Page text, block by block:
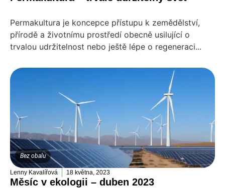
Permakultura je koncepce přístupu k zemědělství,
přírodě a životnímu prostředí obecně usilující o
trvalou udržitelnost nebo ještě lépe o regeneraci...
Bez obalu
Lenny Kavalířová 18 května, 2023
Měsíc v ekologii – duben 2023